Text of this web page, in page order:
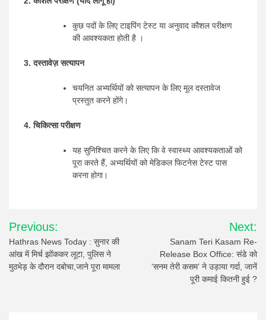
कुछ पदों के लिए टाइपिंग टेस्ट या अनुवाद कौशल परीक्षण
की आवश्यकता होती है ।
3. दस्तावेज़ सत्यापन
चयनित अभ्यर्थियों को सत्यापन के लिए मूल दस्तावेज
प्रस्तुत करने होंगे।
4. चिकित्सा परीक्षण
यह सुनिश्चित करने के लिए कि वे स्वास्थ्य आवश्यकताओं को
पूरा करते हैं, अभ्यर्थियों को मेडिकल फिटनेस टेस्ट पास
करना होगा।
Post
navigation
Previous:
Hathras News Today : सुनार की
आंख में मिर्च झोंककर लूटा, पुलिस ने
मुठभेड़ के दौरान दबोचा,जाने पूरा मामला
Next:
Sanam Teri Kasam Re-
Release Box Office: संडे को
‘सनम तेरी कसम’ ने उड़ाया गर्दा, जानें
पूरी कमाई कितनी हुई ?